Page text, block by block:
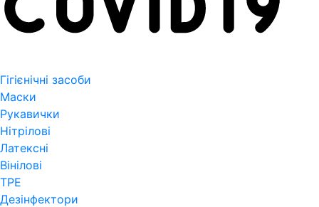
Гігієнічні засоби
Маски
Рукавички
Нітрілові
Латексні
Вінілові
TPE
Дезінфектори